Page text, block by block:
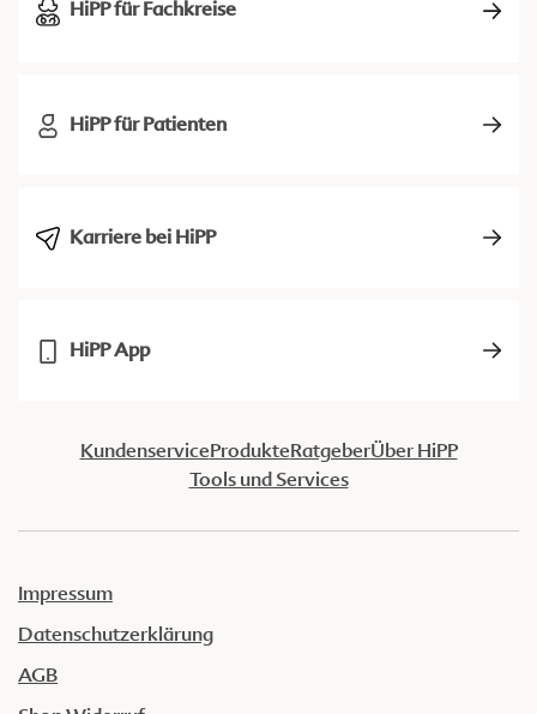
HiPP für Fachkreise
HiPP für Patienten
Karriere bei HiPP
HiPP App
KundenserviceProdukteRatgeberÜber HiPP
Tools und Services
Impressum
Datenschutzerklärung
AGB